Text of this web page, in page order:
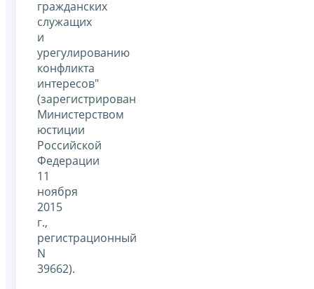
гражданских
служащих
и
урегулированию
конфликта
интересов"
(зарегистрирован
Министерством
юстиции
Российской
Федерации
11
ноября
2015
г.,
регистрационный
N
39662).